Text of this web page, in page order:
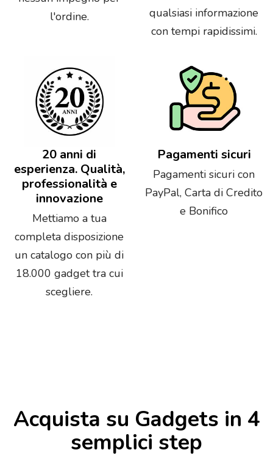
l'ordine.
qualsiasi informazione
con tempi rapidissimi.
20 anni di
esperienza. Qualità,
professionalità e
innovazione
Mettiamo a tua
completa disposizione
un catalogo con più di
18.000 gadget tra cui
scegliere.
Pagamenti sicuri
Pagamenti sicuri con
PayPal, Carta di Credito
e Bonifico
Acquista su Gadgets in 4
semplici step